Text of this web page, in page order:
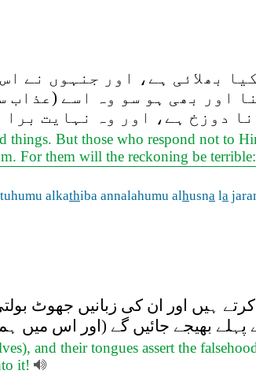
بھلائی ہے، اور جنہوں نے
اور بھی ہو سو وہ اسے
دوزخ ہے، اور وہ نہایت برا
But those who respond not to
For them will the reckoning be
alkathiba annalahumu alhusna la
ہیں اور ان کی زبانیں جھوٹ
بھیجے جائیں گے (اور اس میں
and their tongues assert the
it!